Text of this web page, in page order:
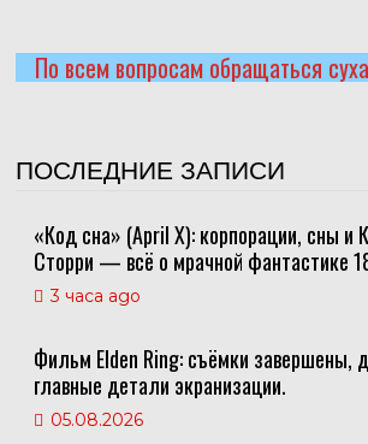
По всем вопросам обращаться
ПОСЛЕДНИЕ ЗАПИСИ
«Код сна» (April X): корпорации, сны и
Сторри — всё о мрачной фантастике
3 часа ago
Фильм Elden Ring: съёмки завершены,
главные детали экранизации.
05.08.2026